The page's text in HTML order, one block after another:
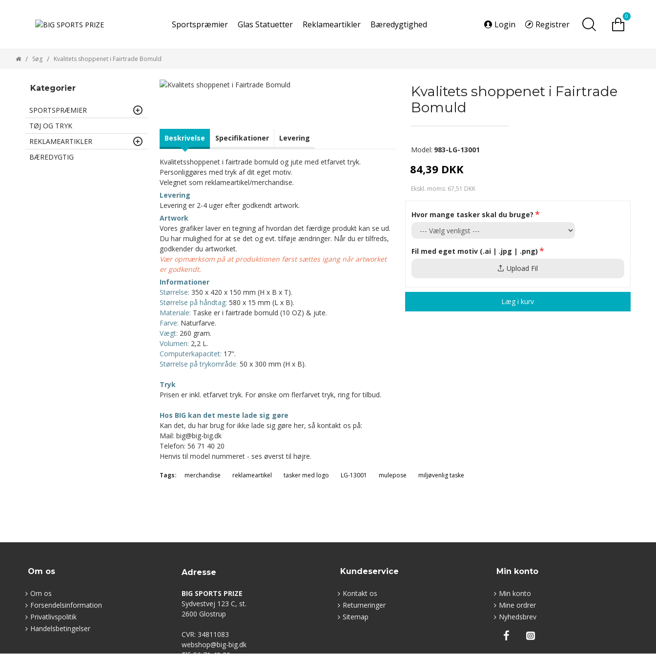
Sportspræmier Glas Statuetter Reklameartikler Bæredygtighed Login Registrer
0
Søg Kvalitets shoppenet i Fairtrade Bomuld
Kategorier
SPORTSPRÆMIER
TØJ OG TRYK
REKLAMEARTIKLER
BÆREDYGTIG
Beskrivelse Specifikationer Levering
Kvalitetsshoppenet i fairtrade bomuld og jute med etfarvet tryk.
Personliggøres med tryk af dit eget motiv.
Velegnet som reklameartikel/merchandise.
Levering
Levering er 2-4 uger efter godkendt artwork.
Artwork
Vores grafiker laver en tegning af hvordan det færdige produkt kan se ud.
Du har mulighed for at se det og evt. tilføje ændringer. Når du er tilfreds,
godkender du artworket.
Vær opmærksom på at produktionen først sættes igang når artworket
er godkendt.
Informationer
Størrelse: 350 x 420 x 150 mm (H x B x T).
Størrelse på håndtag: 580 x 15 mm (L x B).
Materiale: Taske er i fairtrade bomuld (10 OZ) & jute.
Farve: Naturfarve.
Vægt: 260 gram.
Volumen: 2,2 L.
Computerkapacitet: 17".
Størrelse på trykområde: 50 x 300 mm (H x B).
Tryk
Prisen er inkl. etfarvet tryk. For ønske om flerfarvet tryk, ring for tilbud.
Hos BIG kan det meste lade sig gøre
Kan det, du har brug for ikke lade sig gøre her, så kontakt os på:
Mail: big@big-big.dk
Telefon: 56 71 40 20
Henvis til model nummeret - ses øverst til højre.
Kvalitets shoppenet i Fairtrade
Bomuld
84,39 DKK
Ekskl. moms: 67,51 DKK
Model: 983-LG-13001
Hvor mange tasker skal du bruge?
Fil med eget motiv (.ai | .jpg | .png)
Upload Fil
Læg i kurv
Tags: merchandise reklameartikel tasker med logo LG-13001 mulepose miljøvenlig taske
Om os
Om os
Forsendelsinformation
Privatlivspolitik
Handelsbetingelser
Adresse
BIG SPORTS PRIZE
Sydvestvej 123 C, st.
2600 Glostrup
CVR: 34811083
webshop@big-big.dk
Kundeservice
Kontakt os
Returneringer
Sitemap
Min konto
Min konto
Mine ordrer
Nyhedsbrev